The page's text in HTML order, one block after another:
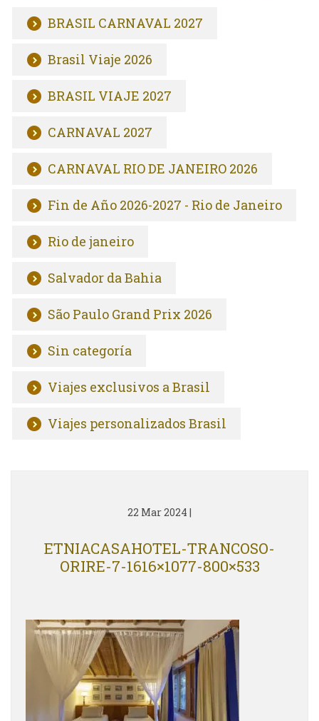
BRASIL CARNAVAL 2027
Brasil Viaje 2026
BRASIL VIAJE 2027
CARNAVAL 2027
CARNAVAL RIO DE JANEIRO 2026
Fin de Año 2026-2027 - Rio de Janeiro
Rio de janeiro
Salvador da Bahia
São Paulo Grand Prix 2026
Sin categoría
Viajes exclusivos a Brasil
Viajes personalizados Brasil
22 Mar 2024 |
ETNIACASAHOTEL-TRANCOSO-
ORIRE-7-1616×1077-800×533